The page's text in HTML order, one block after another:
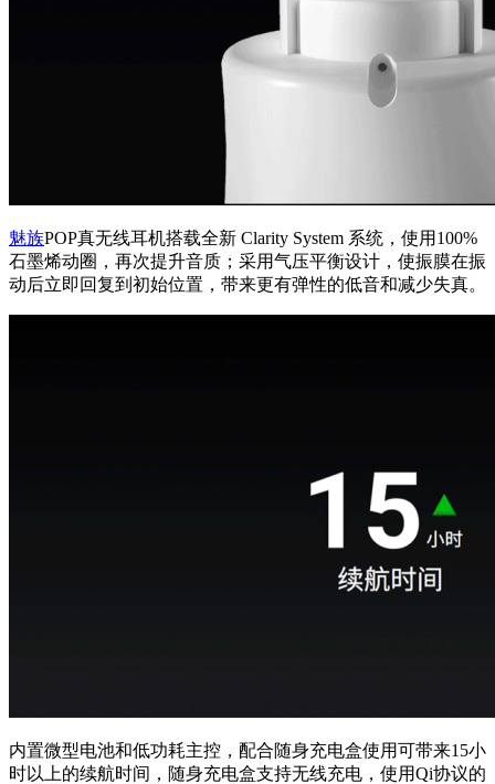
魅族POP真无线耳机搭载全新 Clarity System 系统，使用100%
石墨烯动圈，再次提升音质；采用气压平衡设计，使振膜在振
动后立即回复到初始位置，带来更有弹性的低音和减少失真。
内置微型电池和低功耗主控，配合随身充电盒使用可带来15小
时以上的续航时间，随身充电盒支持无线充电，使用Qi协议的